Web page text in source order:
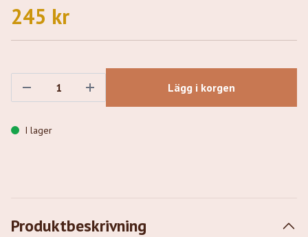
245 kr
Lägg i korgen
I lager
Produktbeskrivning